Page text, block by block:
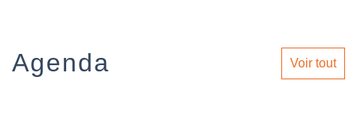
Agenda Voir tout